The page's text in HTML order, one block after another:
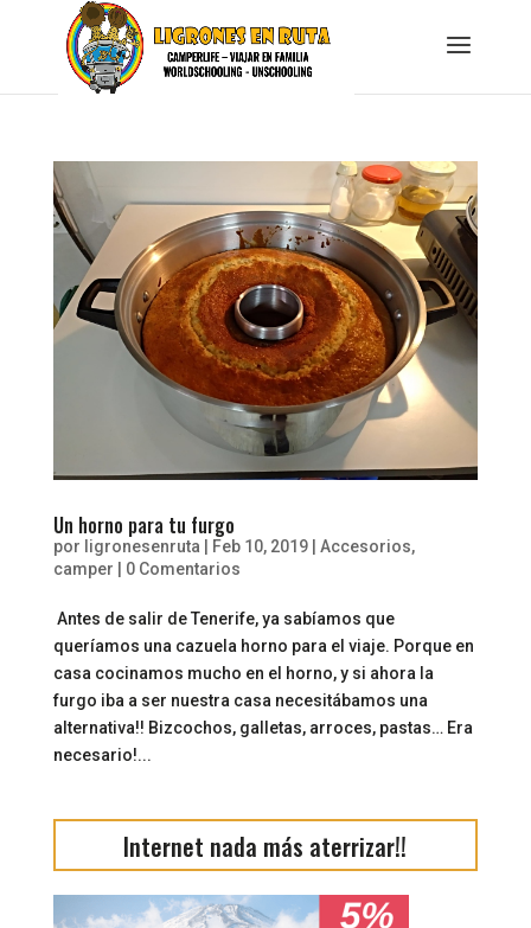
Un horno para tu furgo
por ligronesenruta Feb 10, 2019| Accesorios,
camper
0 Comentarios
Antes de salir de Tenerife, ya sabíamos que
queríamos una cazuela horno para el viaje. Porque en
casa cocinamos mucho en el horno, y si ahora la
furgo iba a ser nuestra casa necesitábamos una
alternativa!! Bizcochos, galletas, arroces, pastas… Era
necesario!...
Internet nada más aterrizar!!